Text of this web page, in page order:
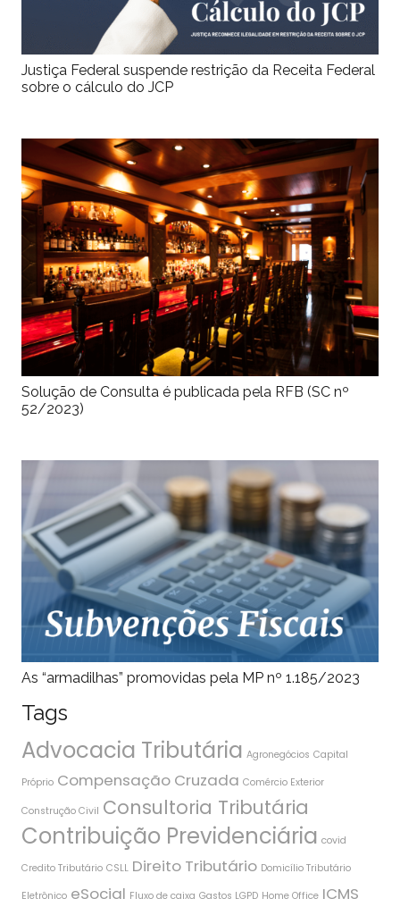
Justiça Federal suspende restrição da Receita Federal
sobre o cálculo do JCP
Solução de Consulta é publicada pela RFB (SC nº
52/2023)
As “armadilhas” promovidas pela MP nº 1.185/2023
Tags
Advocacia Tributária Agronegócios Capital
Próprio Compensação Cruzada Comércio Exterior
Construção Civil Consultoria Tributária
Contribuição Previdenciária covid
Credito Tributário CSLL Direito Tributário Domicílio Tributário
Eletrônico eSocial Fluxo de caixa Gastos LGPD Home Office ICMS